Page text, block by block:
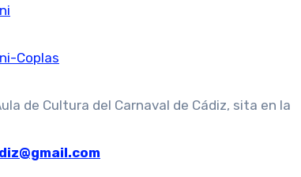
Coplas
de Cultura del Carnaval de Cádiz, sita en la